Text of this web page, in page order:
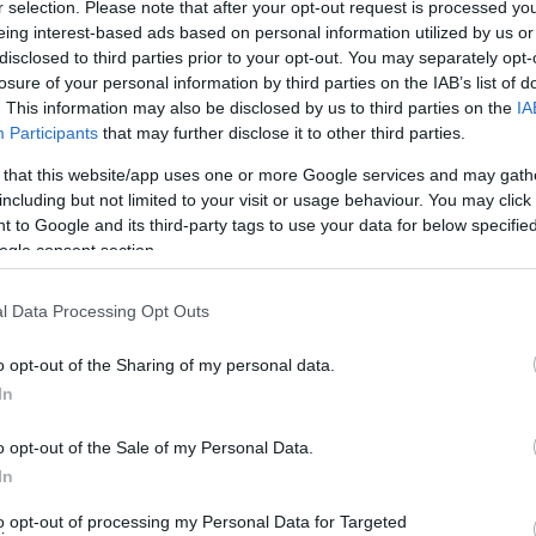
selection. Please note that after your opt-out request is processed
interest-based ads based on personal information utilized by us
to third parties prior to your opt-out. You may separately
of your personal information by third parties on the IAB’s list of
This information may also be disclosed by us to third parties on the
Participants that may further disclose it to other third parties.
that this website/app uses one or more Google services and may
but not limited to your visit or usage behaviour. You may
to Google and its third-party tags to use your data for below
consent section.
Data Processing Opt Outs
opt-out of the Sharing of my personal data.
opt-out of the Sale of my Personal Data.
opt-out of processing my Personal Data for Targeted
A Briand-terv és
Pallai László
Rácz Margit
Az Európai Unió
Horváth Jenő
Az Európai Gazdasági
Robert Schuman